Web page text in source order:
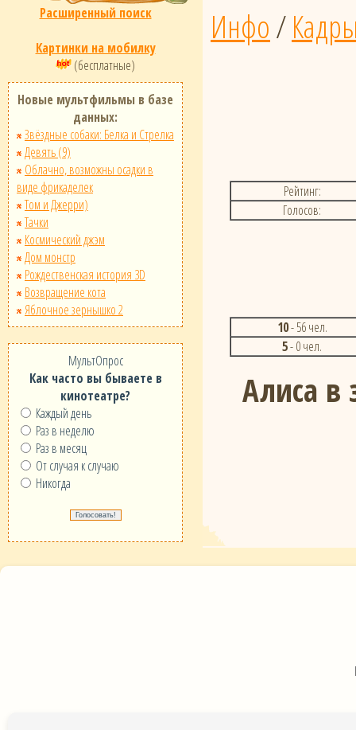
Расширенный поиск
Картинки на мобилку
(бесплатные)
Новые мультфильмы в базе
данных:
Звёздные собаки: Белка и Стрелка
Девять (9)
Облачно, возможны осадки в
виде фрикаделек
Том и Джерри)
Тачки
Космический джэм
Дом монстр
Рождественская история 3D
Возвращение кота
Яблочное зернышко 2
МультОпрос
Как часто вы бываете в
кинотеатре?
Каждый день
Раз в неделю
Раз в месяц
От случая к случаю
Никогда
Инфо/
Рейтинг:
Голосов:
10- 56 чел.
5- 0 чел.
Алиса в